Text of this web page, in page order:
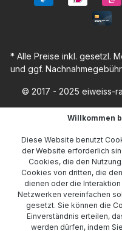
* Alle Preise inkl. gesetzl.
und ggf.
© 2017 - 2025 eiweiss-
Willkommen
Diese Website benutzt
der Website erforderlich
Cookies, die den
Cookies von dritten, die
dienen oder die Interaktion
Netzwerken vereinfachen
gesetzt. Sie können die
Einverständnis erteilen,
werden dürfen, indem